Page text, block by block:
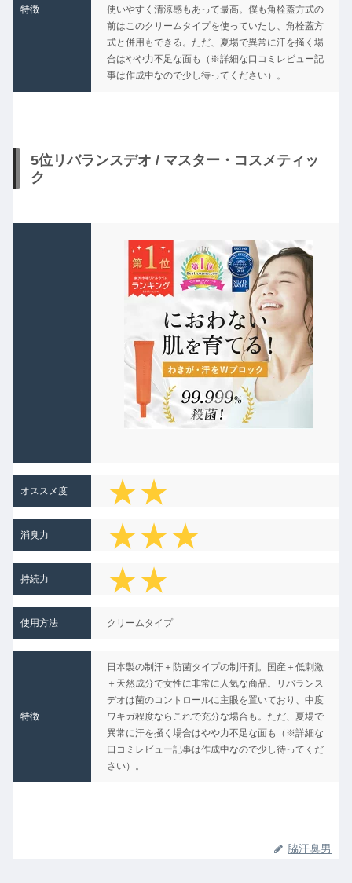
特徴
使いやすく清涼感もあって最高。僕も角栓蓋方式の
前はこのクリームタイプを使っていたし、角栓蓋方
式と併用もできる。ただ、夏場で異常に汗を掻く場
合はやや力不足な面も（※詳細な口コミレビュー記
事は作成中なので少し待ってください）。
5位リバランスデオ / マスター・コスメティッ
ク
オススメ度
★★
★★
★
消臭力
★★★
★★
持続力
★★
★★
★
使用方法 クリームタイプ
特徴
日本製の制汗＋防菌タイプの制汗剤。国産＋低刺激
＋天然成分で女性に非常に人気な商品。リバランス
デオは菌のコントロールに主眼を置いており、中度
ワキガ程度ならこれで充分な場合も。ただ、夏場で
異常に汗を掻く場合はやや力不足な面も（※詳細な
口コミレビュー記事は作成中なので少し待ってくだ
さい）。
脇汗臭男